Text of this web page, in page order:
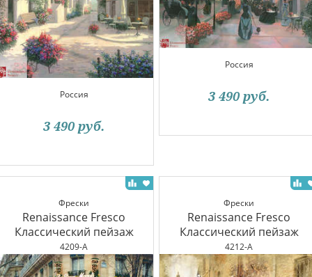
Россия
3 490 руб.
Россия
3 490 руб.
Фрески
Renaissance Fresco
Классический пейзаж
4209-A
Фрески
Renaissance Fresco
Классический пейзаж
4212-A